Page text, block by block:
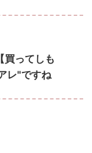
買ってしも
レ"ですね